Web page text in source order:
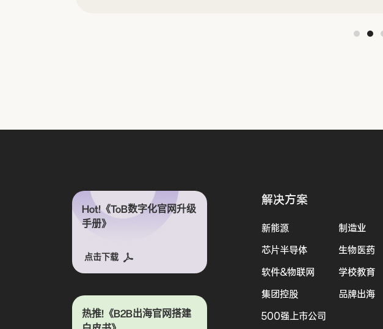
Hot!《ToB数字化官网升级
手册》
点击下载
热推!《B2B出海官网搭建
解决方案
新能源
制造业
芯片半导体
生物医药
软件&物联网
学校教育
集团控股
品牌出海
500强上市公司